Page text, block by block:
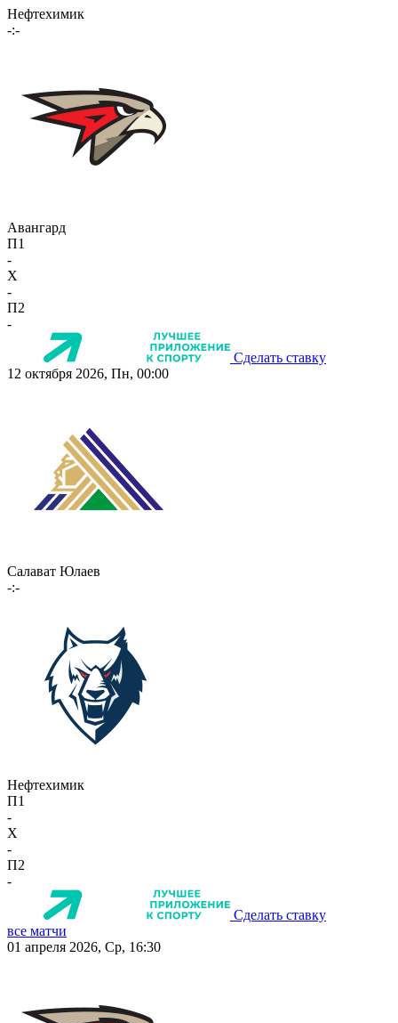
Нефтехимик
-:-
Авангард
П1
-
X
-
П2
-
Сделать ставку
12 октября 2026, Пн, 00:00
Салават Юлаев
-:-
Нефтехимик
П1
-
X
-
П2
-
Сделать ставку
все матчи
01 апреля 2026, Ср, 16:30